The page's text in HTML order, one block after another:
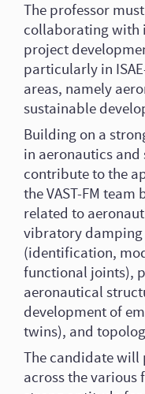
The professor
collaborating with
project
particularly in
areas, namely
sustainable
Building on a
in aeronautics
contribute to the
the VAST-FM
related to
vibratory damping
(identification,
functional joints),
aeronautical
development of
twins), and
The candidate will
across the various